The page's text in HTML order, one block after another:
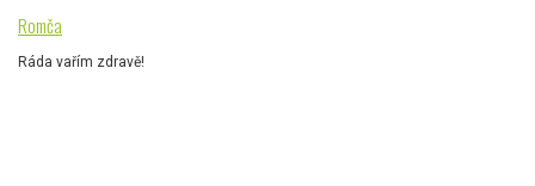
Romča
Ráda vařím zdravě!